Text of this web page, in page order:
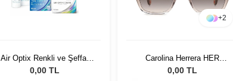
Air Optix Renkli ve Şeffaf
İkisi Bir Arada Set
0,00 TL
+2
Carolina Herrera HER
0351/G/S FWM54 Kadın
0,00 TL